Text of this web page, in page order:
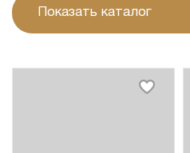
Показать каталог